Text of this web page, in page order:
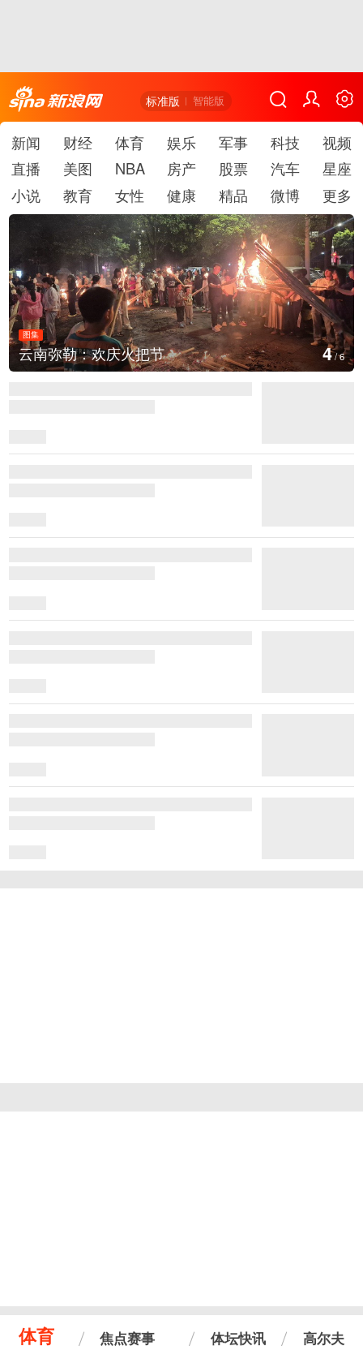
标准版 智能版
新闻 财经 体育 娱乐 军事 科技
视频
直播
美图 NBA 房产 股票 汽车
星座
小说
教育 女性 健康 精品 微博 更多
图集
江西铅山：千灯点亮葛仙村 5/6
体育 焦点赛事 体坛快讯 高尔夫